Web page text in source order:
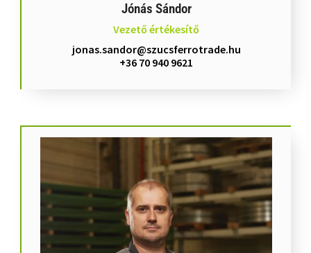
Jónás Sándor
Vezető értékesítő
jonas.sandor@szucsferrotrade.hu
+36 70 940 9621